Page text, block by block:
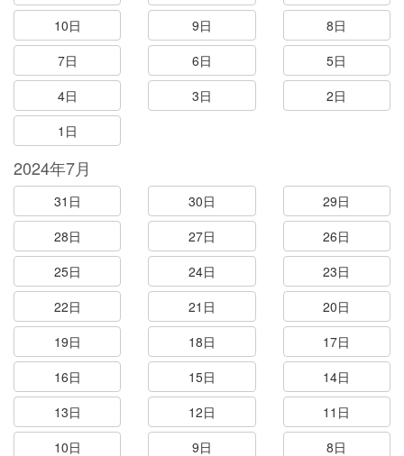
10日
9日
8日
7日
6日
5日
4日
3日
2日
1日
2024年7月
31日 30日
29日
28日
27日
26日
25日
24日
23日
22日
21日
20日
19日
18日
17日
16日
15日
14日
13日
12日
11日
10日
9日
8日